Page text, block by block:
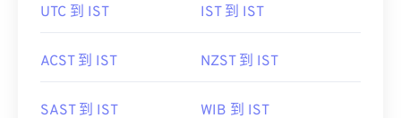
UTC 到 IST IST 到 IST
ACST 到 IST NZST 到 IST
SAST 到 IST WIB 到 IST